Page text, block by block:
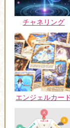
チャネリング
エンジェルカード